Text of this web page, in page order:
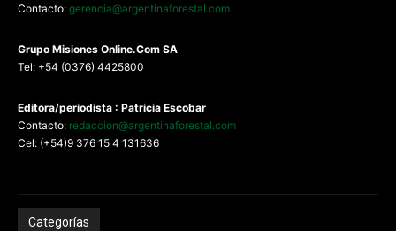
Contacto: gerencia@argentinaforestal.com
Grupo Misiones Online.Com SA
Tel: +54 (0376) 4425800
Editora/periodista : Patricia Escobar
Contacto: redaccion@argentinaforestal.com
Cel: (+54)9 376 15 4 131636
Categorías